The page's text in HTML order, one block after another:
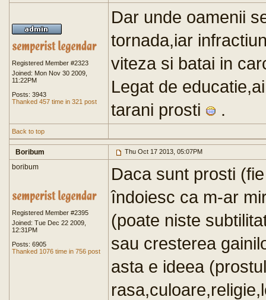
Registered Member #2323
Joined: Mon Nov 30 2009,
11:22PM
Posts: 3943
Thanked 457 time in 321 post
Dar unde oamenii
tornada,iar
viteza si batai in
Legat de
tarani prosti
.
Back to top
Boribum Thu Oct 17 2013, 05:07PM
boribum
Registered Member #2395
Joined: Tue Dec 22 2009,
12:31PM
Posts: 6905
Thanked 1076 time in 756 post
Daca sunt prosti
îndoiesc ca m-ar
(poate niste
sau cresterea
asta e ideea